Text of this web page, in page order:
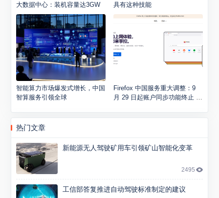
大数据中心：装机容量达3GW
具有这种技能
智能算力市场爆发式增长，中国
智算服务引领全球
Firefox 中国服务重大调整：9
月 29 日起账户同步功能终止 浏
热门文章
新能源无人驾驶矿用车引领矿山智能化变革
2495
工信部答复推进自动驾驶标准制定的建议